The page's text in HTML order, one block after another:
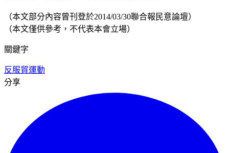
（本文部分內容曾刊登於2014/03/30聯合報民意論壇）
（本文僅供參考，不代表本會立場）
關鍵字
反服貿運動
分享